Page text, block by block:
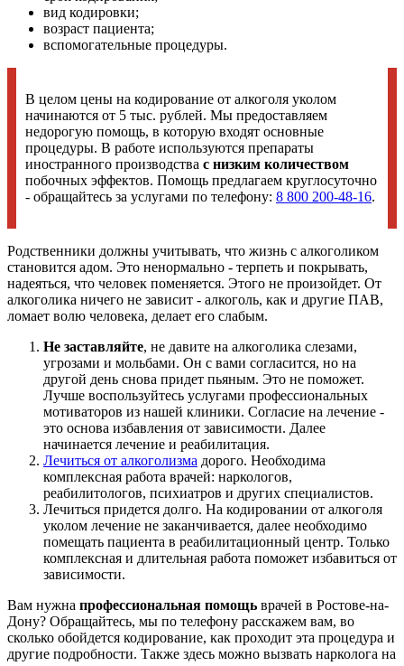
вид кодировки;
возраст пациента;
вспомогательные процедуры.
В целом цены на кодирование от алкоголя уколом
начинаются от 5 тыс. рублей. Мы предоставляем
недорогую помощь, в которую входят основные
процедуры. В работе используются препараты
иностранного производства с низким количеством
побочных эффектов. Помощь предлагаем круглосуточно
- обращайтесь за услугами по телефону: 8 800 200-48-16.
Родственники должны учитывать, что жизнь с алкоголиком
становится адом. Это ненормально - терпеть и покрывать,
надеяться, что человек поменяется. Этого не произойдет. От
алкоголика ничего не зависит - алкоголь, как и другие ПАВ,
ломает волю человека, делает его слабым.
Не заставляйте, не давите на алкоголика слезами,
угрозами и мольбами. Он с вами согласится, но на
другой день снова придет пьяным. Это не поможет.
Лучше воспользуйтесь услугами профессиональных
мотиваторов из нашей клиники. Согласие на лечение -
это основа избавления от зависимости. Далее
начинается лечение и реабилитация.
Лечиться от алкоголизма дорого. Необходима
комплексная работа врачей: наркологов,
реабилитологов, психиатров и других специалистов.
Лечиться придется долго. На кодировании от алкоголя
уколом лечение не заканчивается, далее необходимо
помещать пациента в реабилитационный центр. Только
комплексная и длительная работа поможет избавиться от
зависимости.
Вам нужна профессиональная помощь врачей в Ростове-на-
Дону? Обращайтесь, мы по телефону расскажем вам, во
сколько обойдется кодирование, как проходит эта процедура и
другие подробности. Также здесь можно вызвать нарколога на